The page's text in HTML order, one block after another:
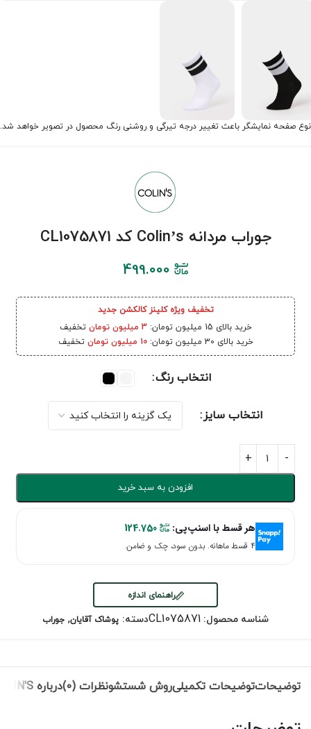
نوع صفحه نمایشگر باعث تغییر درجه تیرگی و روشنی رنگ محصول در تصویر خواهد شد.
جوراب مردانه Colin’s کد CL1075871
499.000
تخفیف ویژه کلینز کالکشن جدید
خرید بالای 15 میلیون تومان:
3 میلیون تومان
تخفیف
خرید بالای 30 میلیون تومان:
10 میلیون تومان تخفیف
انتخاب رنگ
انتخاب سایز
افزودن به سبد خرید
هر قسط با اسنپ‌پی: 124.750
۴ قسط ماهانه. بدون سود، چک و ضامن.
راهنمای اندازه
شناسه محصول: CL1075871دسته: پوشاک آقایان, جوراب
توضیحاتتوضیحات تکمیلیروش شستشونظرات (0) درباره COLIN'S